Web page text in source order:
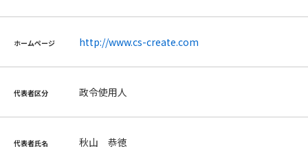
ホームページ http://www.cs-create.com
代表者区分 政令使用人
代表者氏名 秋山 恭徳